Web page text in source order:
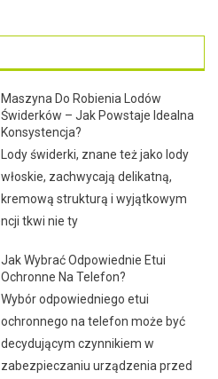
Maszyna Do Robienia Lodów
Świderków – Jak Powstaje Idealna
Konsystencja?
Lody świderki, znane też jako lody
włoskie, zachwycają delikatną,
kremową strukturą i wyjątkowym
tkwi nie ty
Jak Wybrać Odpowiednie Etui
Ochronne Na Telefon?
Wybór odpowiedniego etui
ochronnego na telefon może być
decydującym czynnikiem w
zabezpieczaniu urządzenia przed